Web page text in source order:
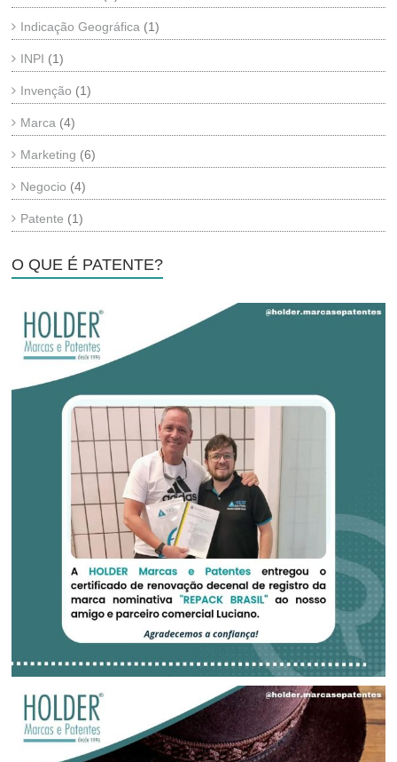
Indicação Geográfica (1)
INPI (1)
Invenção (1)
Marca (4)
Marketing (6)
Negocio (4)
Patente (1)
O QUE É PATENTE?